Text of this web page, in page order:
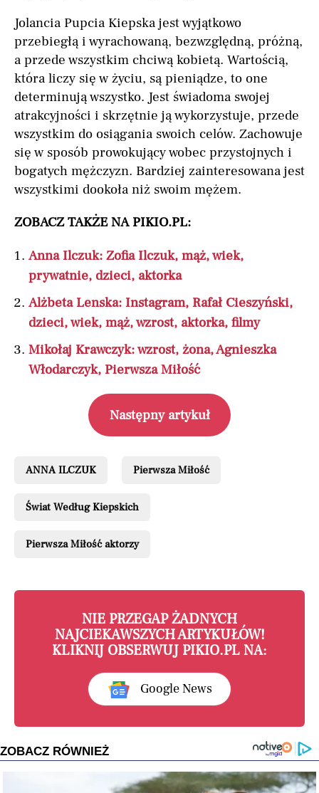
Jolancia Pupcia Kiepska jest wyjątkowo
przebiegłą i wyrachowaną, bezwzględną, próżną,
a przede wszystkim chciwą kobietą. Wartością,
która liczy się w życiu, są pieniądze, to one
determinują wszystko. Jest świadoma swojej
atrakcyjności i skrzętnie ją wykorzystuje, przede
wszystkim do osiągania swoich celów. Zachowuje
się w sposób prowokujący wobec przystojnych i
bogatych mężczyzn. Bardziej zainteresowana jest
wszystkimi dookoła niż swoim mężem.
ZOBACZ TAKŻE NA PIKIO.PL:
Anna Ilczuk: Zofia Ilczuk, mąż, wiek,
prywatnie, dzieci, aktorka
Alżbeta Lenska: Instagram, Rafał Cieszyński,
dzieci, wiek, mąż, wzrost, aktorka, filmy
Mikołaj Krawczyk: wzrost, żona, Agnieszka
Włodarczyk, Pierwsza Miłość
Następny artykuł
ANNA ILCZUK Pierwsza Miłość
Świat Według Kiepskich
Pierwsza Miłość aktorzy
NIE PRZEGAP ŻADNYCH
NAJCIEKAWSZYCH ARTYKUŁÓW!
KLIKNIJ OBSERWUJ PIKIO.PL NA:
Google News
ZOBACZ RÓWNIEŻ